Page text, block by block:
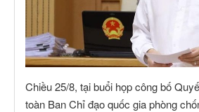
Chiều 25/8, tại buổi họp công bố
toàn Ban Chỉ đạo quốc gia phòng